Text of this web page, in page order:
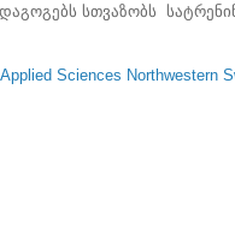
სთვაზობს
Sciences Northwestern